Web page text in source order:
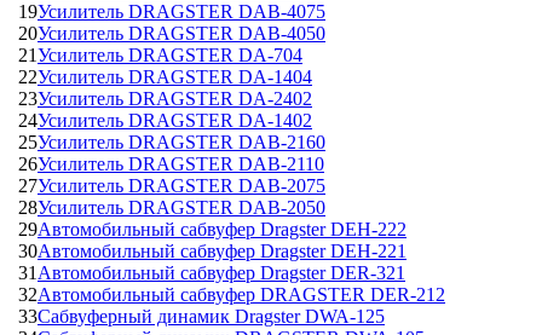
19Усилитель DRAGSTER DAB-4075
20Усилитель DRAGSTER DAB-4050
21Усилитель DRAGSTER DA-704
22Усилитель DRAGSTER DA-1404
23Усилитель DRAGSTER DA-2402
24Усилитель DRAGSTER DA-1402
25Усилитель DRAGSTER DAB-2160
26Усилитель DRAGSTER DAB-2110
27Усилитель DRAGSTER DAB-2075
28Усилитель DRAGSTER DAB-2050
29Автомобильный сабвуфер Dragster DEH-222
30Автомобильный сабвуфер Dragster DEH-221
31 Автомобильный сабвуфер Dragster DER-321
32Автомобильный сабвуфер DRAGSTER DER-212
33Сабвуферный динамик Dragster DWA-125